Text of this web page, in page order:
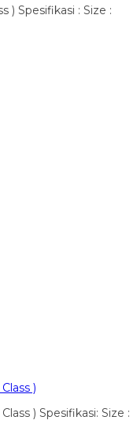
) Spesifikasi : Size :
)
) Spesifikasi: Size :